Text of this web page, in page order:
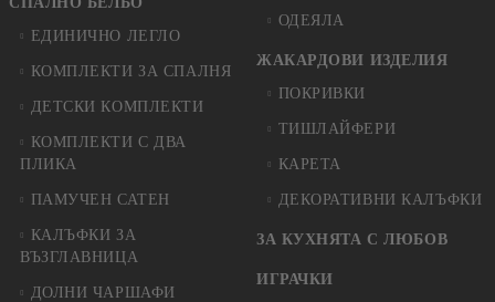
ЕДИНИЧНО ЛЕГЛО
КОМПЛЕКТИ ЗА СПАЛНЯ
ДЕТСКИ КОМПЛЕКТИ
КОМПЛЕКТИ С ДВА
ПЛИКА
ПАМУЧЕН САТЕН
КАЛЪФКИ ЗА
ВЪЗГЛАВНИЦА
ДОЛНИ ЧАРШАФИ
ОДЕЯЛА
ЖАКАРДОВИ ИЗДЕЛИЯ
ПОКРИВКИ
ТИШЛАЙФЕРИ
КАРЕТА
ДЕКОРАТИВНИ КАЛЪФКИ
ЗА КУХНЯТА С ЛЮБОВ
ИГРАЧКИ